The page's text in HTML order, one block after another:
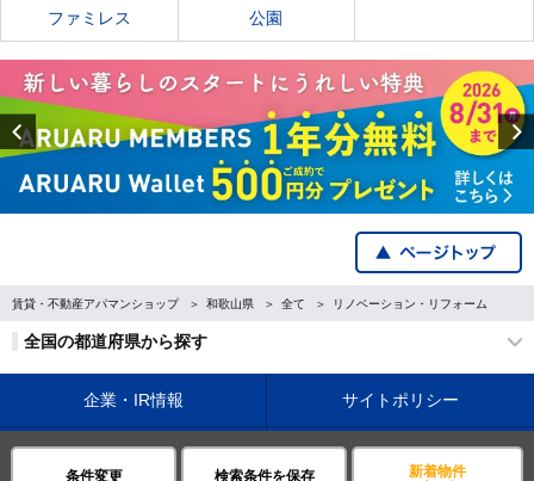
条件変更 検索条件を保存
新着物件
ファミレス 公園
Previous
賃貸・不動産アパマンショップ 和歌山県 全て リノベーション・リフォーム
全国の都道府県から探す
企業・IR情報 サイトポリシー
プライバシーポリシー 運営会社について